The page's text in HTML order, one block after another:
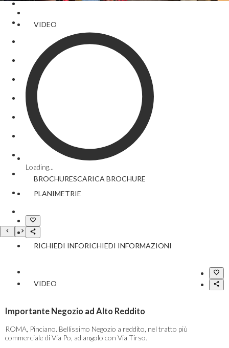
VIDEO
Loading...
BROCHURESCARICA BROCHURE
PLANIMETRIE
RICHIEDI INFORICHIEDI INFORMAZIONI
VIDEO
Importante Negozio ad Alto Reddito
ROMA, Pinciano. Bellissimo Negozio a reddito, nel tratto più
commerciale di Via Po, ad angolo con Via Tirso.